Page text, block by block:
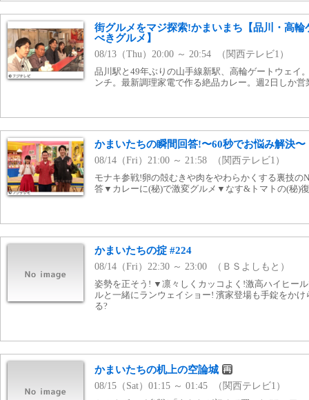
街グルメをマジ探索!かまいまち【品川・高輪
べきグルメ】
08/13（Thu）20:00 ～ 20:54 （関西テレビ1）
品川駅と49年ぶりの山手線新駅、高輪ゲートウェイ
ンチ。最新調理家電で作る絶品カレー。週2日しか
かまいたちの瞬間回答!〜60秒でお悩み解決〜
08/14（Fri）21:00 ～ 21:58 （関西テレビ1）
モナキ参戦!卵の殻むきや肉をやわらかくする裏技の
答▼カレーに(秘)で激変グルメ▼なす&トマトの(秘)
かまいたちの掟 #224
08/14（Fri）22:30 ～ 23:00 （ＢＳよしもと）
姿勢を正そう! ▼凛々しくカッコよく!激高ハイヒー
ルと一緒にランウェイショー! 濱家登場も手錠をか
る?
かまいたちの机上の空論城
08/15（Sat）01:15 ～ 01:45 （関西テレビ1）